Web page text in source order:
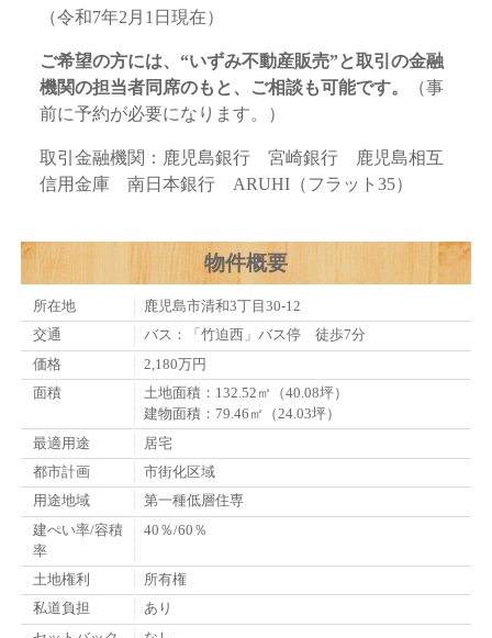
（令和7年2月1日現在）
ご希望の方には、“いずみ不動産販売”と取引の金融
機関の担当者同席のもと、ご相談も可能です。
（事
前に予約が必要になります。）
取引金融機関：鹿児島銀行 宮崎銀行 鹿児島相互
信用金庫 南日本銀行 ARUHI（フラット35）
物件概要
所在地
鹿児島市清和3丁目30-12
交通
バス：「竹迫西」バス停 徒歩7分
価格
2,180万円
面積
土地面積：132.52㎡（40.08坪）
建物面積：79.46㎡（24.03坪）
最適用途
居宅
都市計画
市街化区域
用途地域
第一種低層住専
建ぺい率/容積
率
40％/60％
土地権利
所有権
私道負担
あり